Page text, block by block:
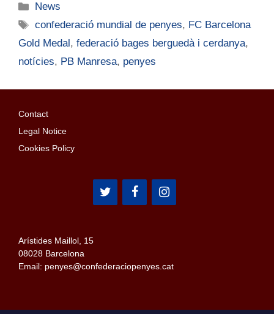
News
confederació mundial de penyes, FC Barcelona
Gold Medal , federació bages berguedà i cerdanya,
notícies, PB Manresa, penyes
Contact
Legal Notice
Cookies Policy
Arístides Maillol, 15
08028 Barcelona
Email: penyes@confederaciopenyes.cat